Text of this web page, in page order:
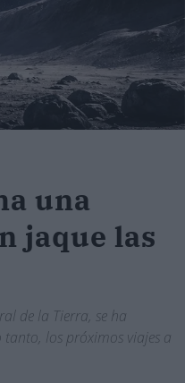
una
jaque las
de la Tierra, se ha
tanto, los próximos viajes a